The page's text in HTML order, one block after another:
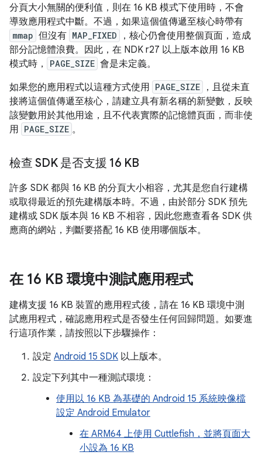
分頁大小無關的便利值，則在 16 KB 模式下使用時，不會
導致應用程式中斷。不過，如果這個值傳遞至核心時帶有
mmap 但沒有 MAP_FIXED
，核心仍會使用整個頁面，造成
部分記憶體浪費。因此，在 NDK r27 以上版本啟用 16 KB
模式時，
PAGE_SIZE 會是未定義。
如果您的應用程式以這種方式使用 PAGE_SIZE
，且從未直
接將這個值傳遞至核心，請建立具有新名稱的新變數，反映
該變數用於其他用途，且不代表實際的記憶體頁面，而非使
用 PAGE_SIZE 。
檢查 SDK 是否支援 16 KB
許多 SDK 都與 16 KB 的分頁大小相容，尤其是您自行建構
或取得最近的預先建構版本時。不過，由於部分 SDK 預先
建構或 SDK 版本與 16 KB 不相容，因此您應查看各 SDK 供
應商的網站，判斷要搭配 16 KB 使用哪個版本。
在 16 KB 環境中測試應用程式
建構支援 16 KB 裝置的應用程式後，請在 16 KB 環境中測
試應用程式，確認應用程式是否發生任何回歸問題。如要進
行這項作業，請按照以下步驟操作：
設定 Android 15 SDK 以上版本。
設定下列其中一種測試環境：
使用以 16 KB 為基礎的 Android 15 系統映像檔
設定 Android Emulator
在 ARM64 上使用 Cuttlefish，並將頁面大
小設為 16 KB